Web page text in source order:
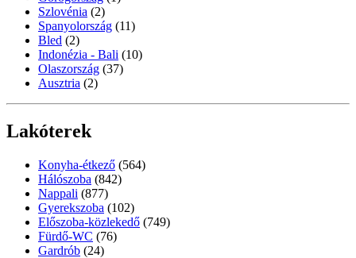
Szlovénia (2)
Spanyolország (11)
Bled (2)
Indonézia - Bali (10)
Olaszország (37)
Ausztria (2)
Lakóterek
Konyha-étkező (564)
Hálószoba (842)
Nappali (877)
Gyerekszoba (102)
Előszoba-közlekedő (749)
Fürdő-WC (76)
Gardrób (24)